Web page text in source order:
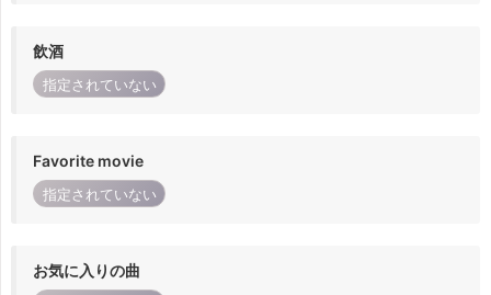
飲酒
指定されていない
Favorite movie
指定されていない
お気に入りの曲